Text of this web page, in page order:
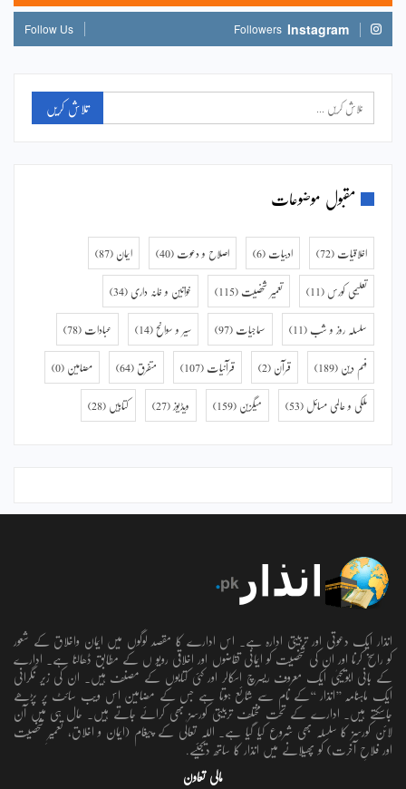
Instagram
Followers
Follow Us
مقبول موضوعات
اخلاقیات (72) ادبیات (6) اصلاح و دعوت (40) ایمان (87)
تعلیمی کورس (11) تعمیر شخصیت (115) خواتین و خانہ داری (34)
سلسلہ روز و شب (11) سماجیات (97) سیر و سوانح (14) عبادات (78)
فہم دین (189) قرآن (2) قرآنیات (107) متفرق (64) مضامین (0)
ملکی و عالمی مسائل (53) میگزین (159) ویڈیوز (27) کتابیں (28)
انذار ایک دعوتی اور تربیتی ادارہ ہے۔ اس ادارے کا مقصد لوگوں میں ایمان واخلاق کے شعور
کو راسخ کرنا اور ان کی شخصیت کو ایمانی تقاضوں اور اخلاقی رویو ں کے مطابق ڈھالنا ہے۔ ادارے
کے بانی ابویحییٰ ایک معروف ریسرچ اسکالر اور کئی کتابوں کے مصنف ہیں۔ ان کی زیر نگرانی
ایک ماہنامہ ’’انذار ‘‘کے نام سے شائع ہوتا ہے جس کے مضامین اس ویب سائٹ پر پڑھے
جاسکتے ہیں۔ ادارے کے تحت مختلف تربیتی کورسز بھی کرائے جاتے ہیں۔ حال ہی میں آن
لائن کورسز کا سلسلہ بھی شروع کیا گیا ہے۔ اللہ تعالٰی کے پیغام (ایمان و اخلاق، تعمیرِ شخصیت
اور فلاحِ آخرت) کو پھیلانے میں انذار کا ساتھ دیجئیے.
مالی تعاون